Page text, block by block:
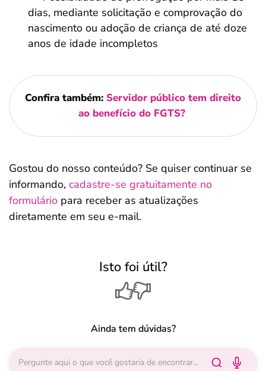
dias, mediante solicitação e comprovação do
nascimento ou adoção de criança de até doze
anos de idade incompletos
Confira também: Servidor público tem direito
ao benefício do FGTS?
Gostou do nosso conteúdo? Se quiser continuar se
informando, cadastre-se gratuitamente no
formulário para receber as atualizações
diretamente em seu e-mail.
Isto foi útil?
Ainda tem dúvidas?